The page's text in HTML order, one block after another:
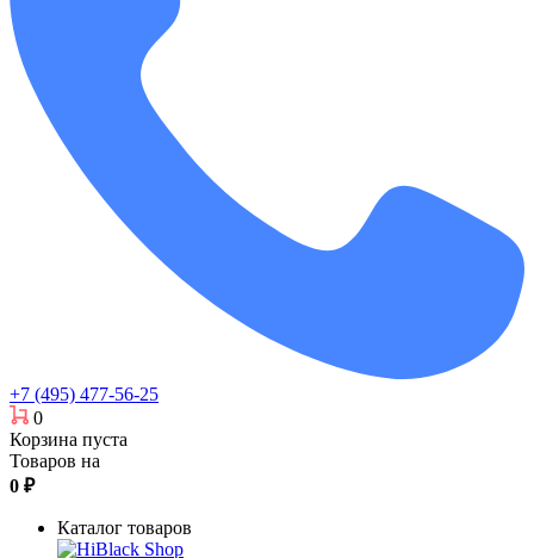
+7 (495) 477-56-25
0
Корзина пуста
Товаров на
0 ₽
Каталог товаров